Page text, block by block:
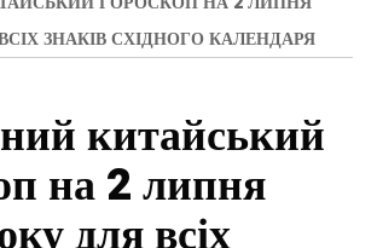
ЗНАКІВ СХІДНОГО КАЛЕНДАРЯ
китайський
на 2 липня